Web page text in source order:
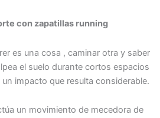
con zapatillas running
es una cosa , caminar otra y saber
el suelo durante cortos espacios
impacto que resulta considerable.
un movimiento de mecedora de